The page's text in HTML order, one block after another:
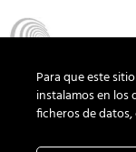
Para que este
instalamos en los
ficheros de